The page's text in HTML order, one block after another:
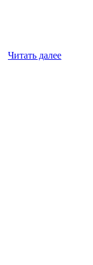
Читать далее